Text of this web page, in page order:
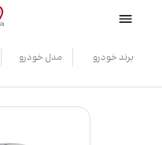
برند خودرو مدل خودرو